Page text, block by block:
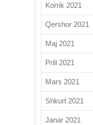
Korrik 2021
Qershor 2021
Maj 2021
Prill 2021
Mars 2021
Shkurt 2021
Janar 2021